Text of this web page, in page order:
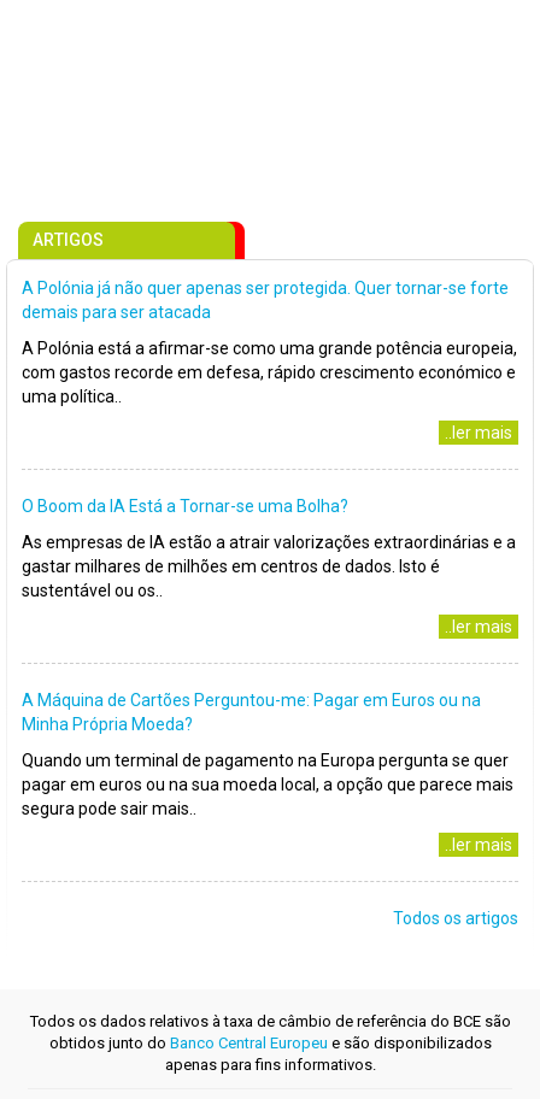
ARTIGOS
A Polónia já não quer apenas ser protegida. Quer tornar-se forte
demais para ser atacada
A Polónia está a afirmar-se como uma grande potência europeia,
com gastos recorde em defesa, rápido crescimento económico e
uma política..
..ler mais
O Boom da IA Está a Tornar-se uma Bolha?
As empresas de IA estão a atrair valorizações extraordinárias e a
gastar milhares de milhões em centros de dados. Isto é
sustentável ou os..
..ler mais
A Máquina de Cartões Perguntou-me: Pagar em Euros ou na
Minha Própria Moeda?
Quando um terminal de pagamento na Europa pergunta se quer
pagar em euros ou na sua moeda local, a opção que parece mais
segura pode sair mais..
..ler mais
Todos os artigos
Todos os dados relativos à taxa de câmbio de referência do BCE são
obtidos junto do Banco Central Europeu e são disponibilizados
apenas para fins informativos.